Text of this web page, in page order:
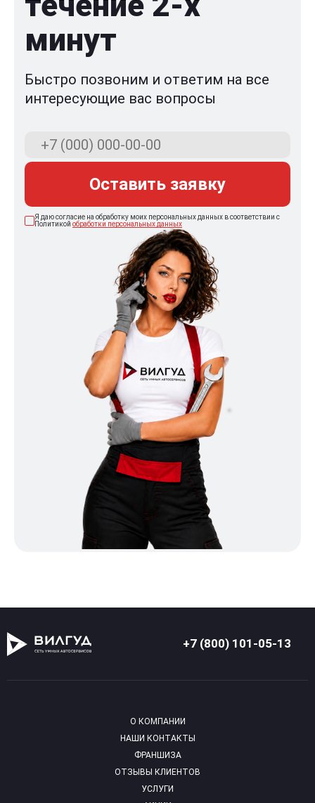
минут
Быстро позвоним и ответим на все
интересующие вас вопросы
Оставить заявку
Я даю согласие на обработку моих персональных данных в соответствии с
Политикой обработки персональных данных
+7 (800) 101-05-13
О КОМПАНИИ
НАШИ КОНТАКТЫ
ФРАНШИЗА
ОТЗЫВЫ КЛИЕНТОВ
УСЛУГИ